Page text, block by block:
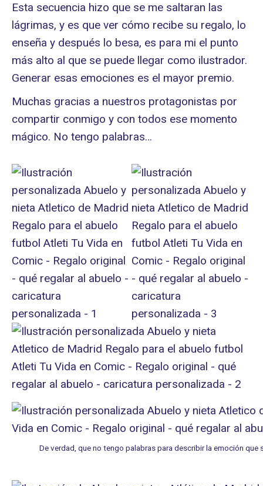
Esta secuencia hizo que se me saltaran las
lágrimas, y es que ver cómo recibe su regalo, lo
enseña y después lo besa, es para mi el punto
más alto al que se puede llegar como ilustrador.
Generar esas emociones es el mayor premio.
Muchas gracias a nuestros protagonistas por
compartir conmigo y con todos ese momento
mágico. No tengo palabras…
De verdad, que no tengo palabras para describir la emoción